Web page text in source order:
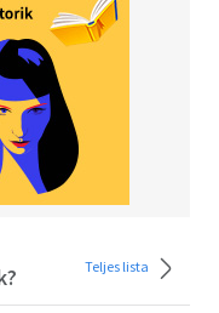
Teljes lista